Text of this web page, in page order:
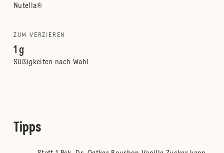
Nutella®
ZUM VERZIEREN
1 g
Süßigkeiten nach Wahl
Tipps